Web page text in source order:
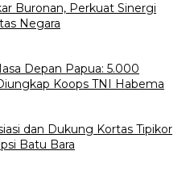
Buronan, Perkuat Sinergi
Negara
Depan Papua: 5.000
Koops TNI Habema
dan Dukung Kortas Tipikor
Batu Bara